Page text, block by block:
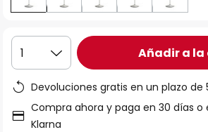
1 Añadir a la
Devoluciones gratis en un plazo de
Compra ahora y paga en 30 días o
Klarna